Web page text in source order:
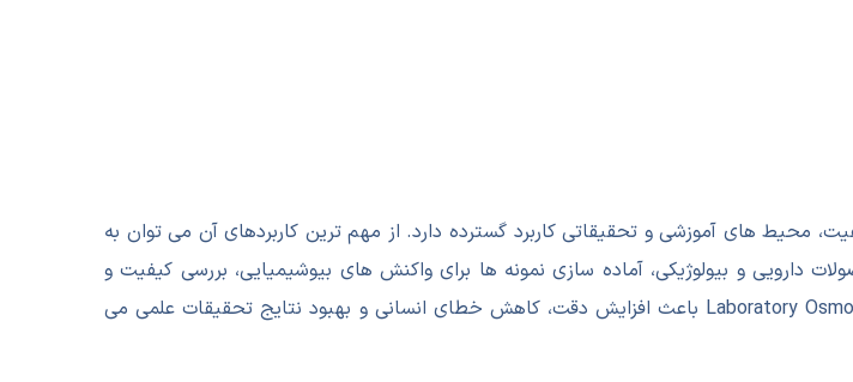
محیط های آموزشی و تحقیقاتی کاربرد گسترده دارد. از مهم ترین کاربردهای آن می توان به
دارویی و بیولوژیکی، آماده سازی نمونه ها برای واکنش های بیوشیمیایی، بررسی کیفیت و
خلوص محلول ها و تضمین دقت و ایمنی آزمایش ها اشاره کرد. استفاده از Laboratory Osmometer باعث افزایش دقت، کاهش خطای انسانی و بهبود نتایج تحقیقات علمی می